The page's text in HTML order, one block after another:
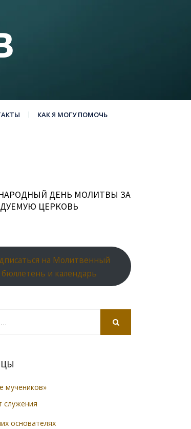
КАК Я МОГУ ПОМОЧЬ
ДЕНЬ МОЛИТВЫ ЗА
ЦЕРКОВЬ
на Молитвенный
бюллетень и календарь
мучеников»
служения
основателях